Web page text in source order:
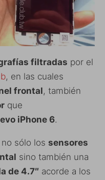
filtradas por el
, en las cuales
frontal, también
que
iPhone 6.
sólo los sensores
sino también una
de 4.7″ acorde a los